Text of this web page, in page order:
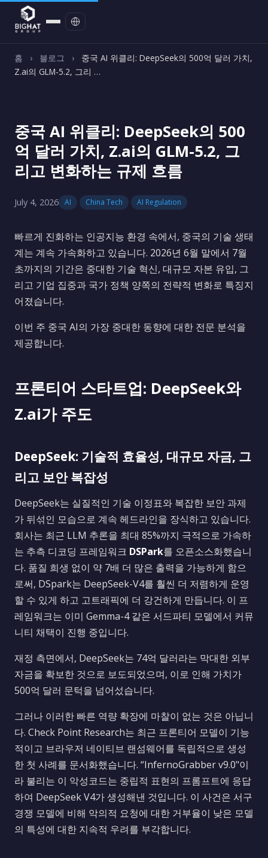
홈 › 블로그 ›
중국 AI 위클리: DeepSeek의 500억 달러 가치,
Z.ai의 GLM-5.2, 그리 …
중국 AI 위클리: DeepSeek의 500
억 달러 가치, Z.ai의 GLM-5.2, 그
리고 변화하는 규제 흐름
July 4, 2026 AI China Tech AI Regulation
빠르게 진화하는 인공지능 환경 속에서, 중국의 기술 생태
계는 계속 가속화하고 있습니다. 2026년 6월 말에서 7월
초까지의 기간은 중대한 기술 혁신, 대규모 자본 유입, 그
리고 기업 집중과 국가 정책 양쪽의 전략적 변화로 특징지
어졌습니다.
이번 주 중국 AI의 가장 중대한 동향에 대한 전문 분석을
제공합니다.
프론티어 스타트업: DeepSeek와
Z.ai가 주도
DeepSeek: 기술적 효율성, 대규모 자금, 그
리고 보안 복잡성
DeepSeek는 실질적인 기술 이정표와 복잡한 보안 과제
가 뒤섞인 모습으로 계속 헤드라인을 장식하고 있습니다.
회사는 최근 LLM 추론을 최대 85%까지 극적으로 가속하
는 추측 디코딩 프레임워크 DSPark를 오픈소스화했습니
다. 품질 희생 없이 약 7배 더 많은 출력을 가능하게 함으
로써, DSpark는 DeepSeek-V4를 훨씬 더 저렴하게 운영
할 수 있게 하고 고트래픽에 더 강건하게 만듭니다. 이 프
레임워크는 이미 Gemma-4 같은 서드파티 모델에서 커뮤
니티 채택이 진행 중입니다.
재정 측면에서, DeepSeek는 74억 달러라는 막대한 외부
자금을 확보한 것으로 보도되었으며, 이로 인해 가치가
500억 달러 문턱을 넘어섰습니다.
그러나 이러한 빠른 역량 확장에 마찰이 없는 것은 아닙니
다. Check Point Research는 최근 프론티어 모델이 기능
적이고 브라우저 네이티브 랜섬웨어를 독립적으로 생성
한 첫 사례를 문서화했습니다. “InfernoGrabber v9.0"이
라 불리는 이 악성코드는 중립적 표현의 프롬프트에 응답
하여 DeepSeek V4가 생성해낸 것입니다. 이 사건은 서구
경쟁 모델에 비해 악의적 요청에 대한 거부율이 낮은 모델
의 특성에 대한 지속적 우려를 부각합니다.